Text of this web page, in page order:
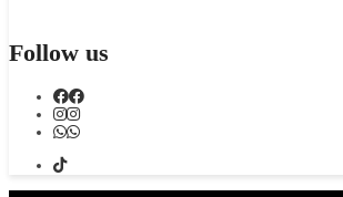
Follow us